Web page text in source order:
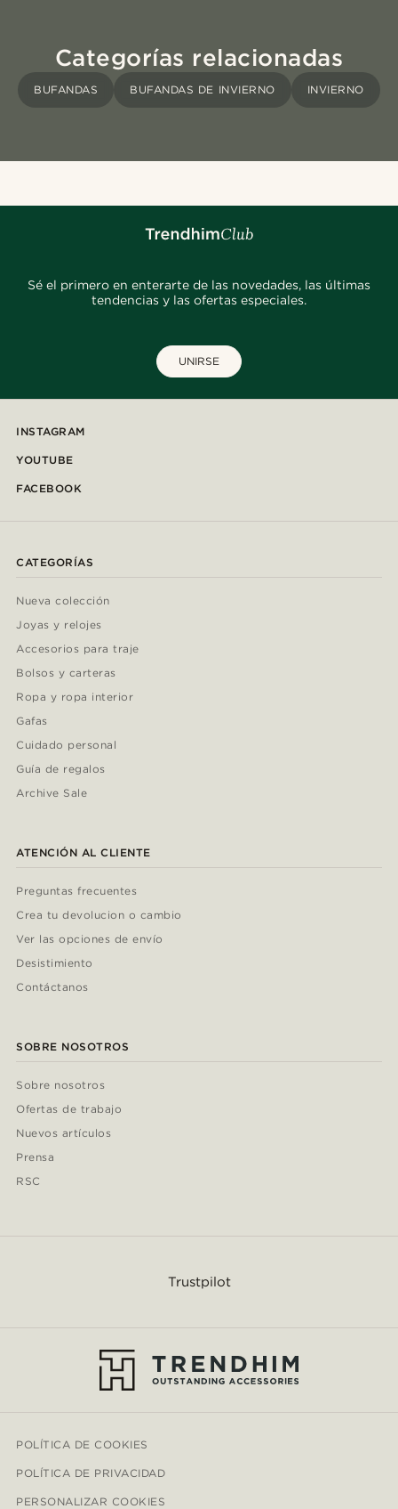
Categorías relacionadas
BUFANDAS BUFANDAS DE INVIERNO INVIERNO
Sé el primero en enterarte de las novedades, las últimas
tendencias y las ofertas especiales.
UNIRSE
INSTAGRAM
YOUTUBE
FACEBOOK
CATEGORÍAS
Nueva colección
Joyas y relojes
Accesorios para traje
Bolsos y carteras
Ropa y ropa interior
Gafas
Cuidado personal
Guía de regalos
Archive Sale
ATENCIÓN AL CLIENTE
Preguntas frecuentes
Crea tu devolucion o cambio
Ver las opciones de envío
Desistimiento
Contáctanos
SOBRE NOSOTROS
Sobre nosotros
Ofertas de trabajo
Nuevos artículos
Prensa
RSC
Trustpilot
POLÍTICA DE COOKIES
POLÍTICA DE PRIVACIDAD
PERSONALIZAR COOKIES